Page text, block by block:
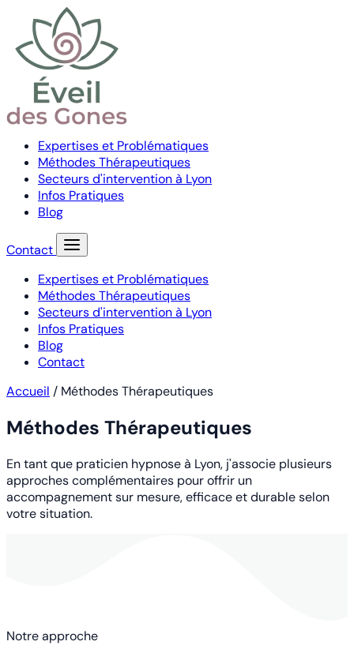
Expertises et Problématiques
Méthodes Thérapeutiques
Secteurs d'intervention à Lyon
Infos Pratiques
Blog
Contact
Expertises et Problématiques
Méthodes Thérapeutiques
Secteurs d'intervention à Lyon
Infos Pratiques
Blog
Contact
Accueil / Méthodes Thérapeutiques
Méthodes Thérapeutiques
En tant que praticien hypnose à Lyon, j'associe plusieurs
approches complémentaires pour offrir un
accompagnement sur mesure, efficace et durable selon
votre situation.
Notre approche